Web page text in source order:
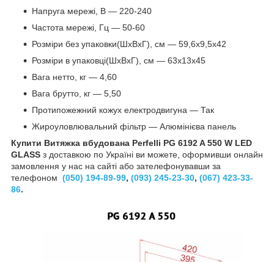
Напруга мережі, В — 220-240
Частота мережі, Гц — 50-60
Розміри без упаковки(ШхВхГ), см — 59,6х9,5х42
Розміри в упаковці(ШхВхГ), см — 63х13х45
Вага нетто, кг — 4,60
Вага брутто, кг — 5,50
Протипожежний кожух електродвигуна — Так
Жироуловлювальний фільтр — Алюмінієва панель
Купити Витяжка вбудована Perfelli PG 6192 A 550 W LED
GLASS з доставкою по Україні ви можете, оформивши онлайн
замовлення у нас на сайті або зателефонувавши за
телефоном (050) 194-89-99, (093) 245-23-30, (067) 423-33-
86.